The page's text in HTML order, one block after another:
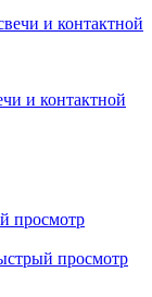
и контактной
просмотр
просмотр